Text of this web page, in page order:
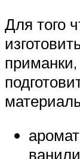
Для того